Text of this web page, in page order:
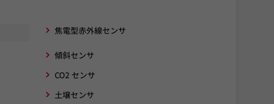
焦電型赤外線センサ
傾斜センサ
CO2 センサ
土壌センサ